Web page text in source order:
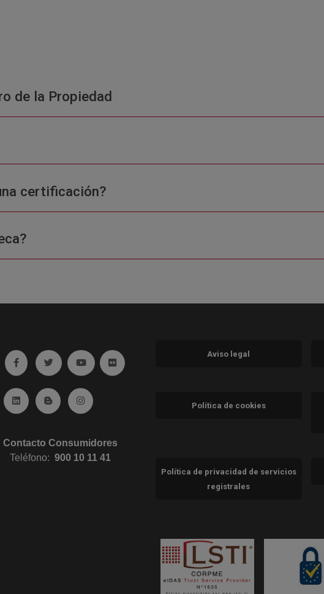
de la Propiedad
certificación?
Ir a facebook (abre en ventana nueva)
Ir a twitter (abre en ventana nueva)
Ir a YouTube (abre en ventana nueva)
Ir a Flickr (abre en ventana nueva)
Ir a Linkedin (abre en ventana nueva)
Ir al Blog (abre en ventana nueva)
Ir a Instagram (abre en ventana nueva)
Contacto Consumidores
Teléfono:900 10 11 41
Aviso legal
Política de cookies
Política de privacidad de servicios
registrales